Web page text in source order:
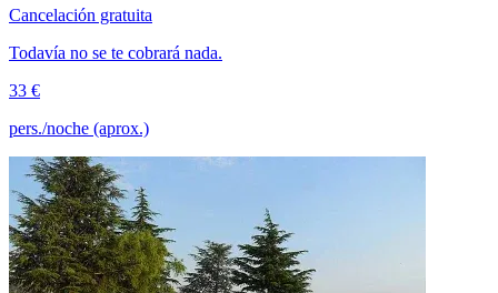
Cancelación gratuita
Todavía no se te cobrará nada.
33 €
pers./noche (aprox.)